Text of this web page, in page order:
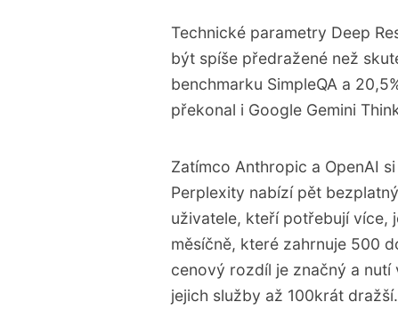
Technické parametry Deep
být spíše předražené než
benchmarku SimpleQA a
překonal i Google Gemini
Zatímco Anthropic a OpenAI
Perplexity nabízí pět
uživatele, kteří potřebují více,
měsíčně, které zahrnuje 500
cenový rozdíl je značný a
jejich služby až 100krát dražší.